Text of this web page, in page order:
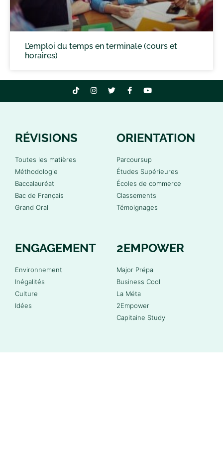
L’emploi du temps en terminale (cours et
horaires)
RÉVISIONS
Toutes les matières
Méthodologie
Baccalauréat
Bac de Français
Grand Oral
ORIENTATION
Parcoursup
Études Supérieures
Écoles de commerce
Classements
Témoignages
ENGAGEMENT
Environnement
Inégalités
Culture
Idées
2EMPOWER
Major Prépa
Business Cool
La Méta
2Empower
Capitaine Study